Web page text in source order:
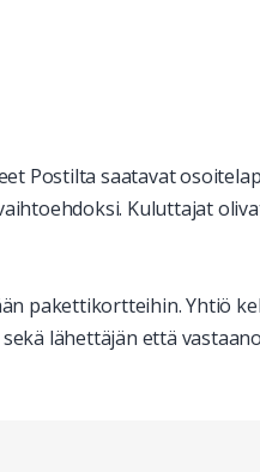
Postilta saatavat
Kuluttajat
pakettikortteihin. Yhtiö
lähettäjän että